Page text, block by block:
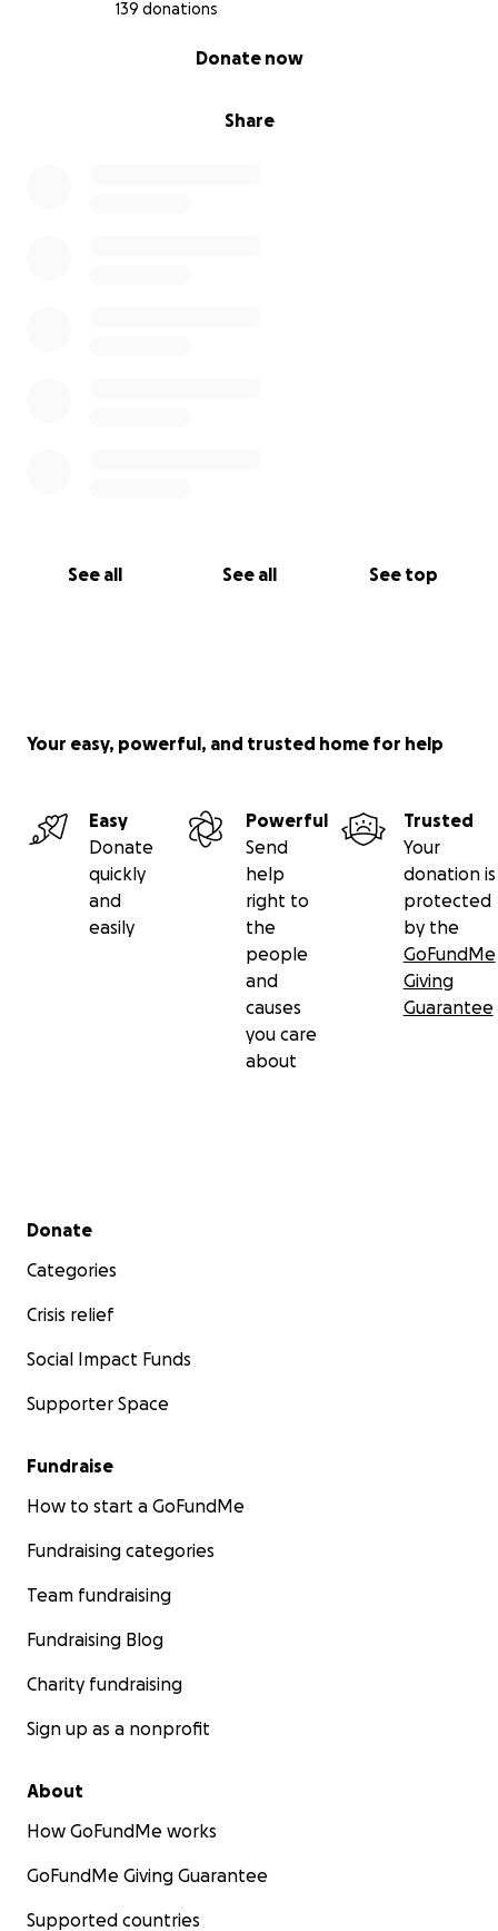
139 donations
Share
Donate now
See all See all See top
Your easy, powerful, and trusted home for help
Easy
Donate
quickly
and
easily
Powerful
Send
help
right to
the
people
and
causes
you care
about
Trusted
Your
donation is
protected
by the
GoFundMe
Giving
Guarantee
Secondary menu
Donate
Categories
Crisis relief
Social Impact Funds
Supporter Space
Fundraise
How to start a GoFundMe
Fundraising categories
Team fundraising
Fundraising Blog
Charity fundraising
Sign up as a nonprofit
About
How GoFundMe works
GoFundMe Giving Guarantee
Supported countries